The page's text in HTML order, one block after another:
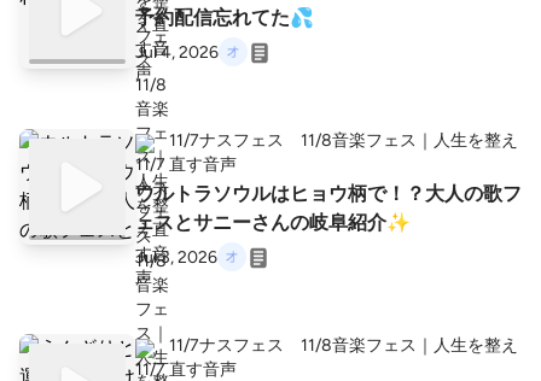
予約配信忘れてた💦
Jul 4, 2026
11/7ナスフェス 11/8音楽フェス｜人生を整え
直す音声
ウルトラソウルはヒョウ柄で！？大人の歌フ
ェスとサニーさんの岐阜紹介✨
Jul 3, 2026
11/7ナスフェス 11/8音楽フェス｜人生を整え
直す音声